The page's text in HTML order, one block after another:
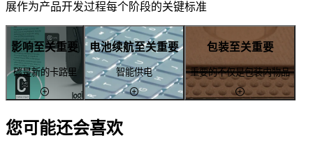
展作为产品开发过程每个阶段的关键标准
影响至关重要
碳是新的卡路里
电池续航至关重要
智能供电
包装至关重要
重要的不仅是包装内物品
您可能还会喜欢